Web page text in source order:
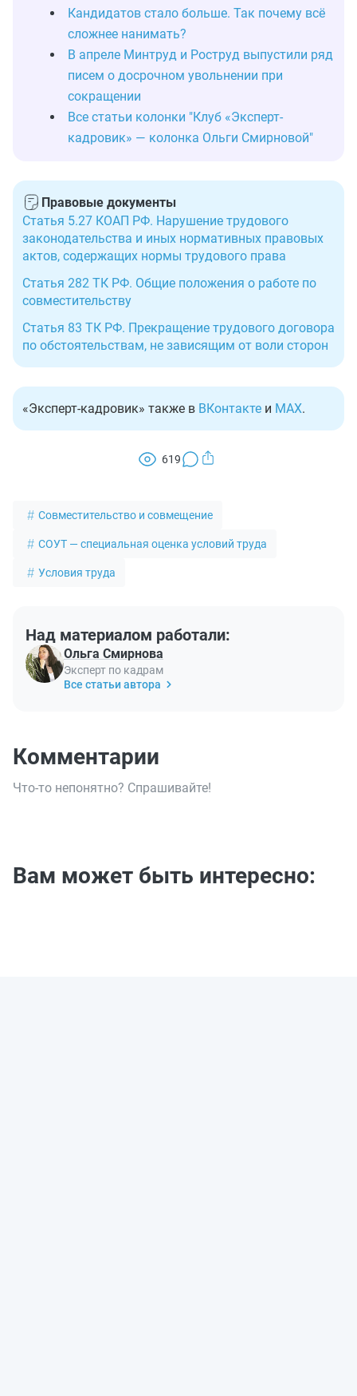
Кандидатов стало больше. Так почему всё
сложнее нанимать?
В апреле Минтруд и Роструд выпустили ряд
писем о досрочном увольнении при
сокращении
Все статьи колонки "Клуб «Эксперт-
кадровик» — колонка Ольги Смирновой"
Правовые документы
Статья 5.27 КОАП РФ. Нарушение трудового
законодательства и иных нормативных правовых
актов, содержащих нормы трудового права
Статья 282 ТК РФ. Общие положения о работе по
совместительству
Статья 83 ТК РФ. Прекращение трудового договора
по обстоятельствам, не зависящим от воли сторон
«Эксперт-кадровик» также в ВКонтакте и MAX.
619
Совместительство и совмещение
СОУТ — специальная оценка условий труда
Условия труда
Над материалом работали:
Ольга Смирнова
Эксперт по кадрам
Все статьи автора
Комментарии
Что-то непонятно? Спрашивайте!
Вам может быть интересно: